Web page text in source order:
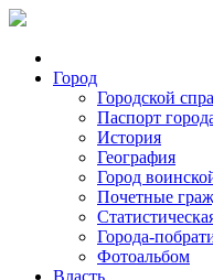
Город
Городской
Паспорт
История
География
Город
Почетные
Города-
Фотоальбом
Власть